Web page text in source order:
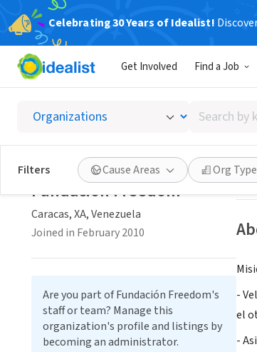
Celebrating 30 Years of Idealist!
Get Involved Find a Job
Search
by
keyword,
skill,
or
interest
Filters Cause Areas Org Type
-
el
-
Fundación Freedom
Caracas, XA, Venezuela
Joined in February 2010
Are you part of Fundación Freedom's
staff or team? Manage this
organization's profile and listings by
becoming an administrator.